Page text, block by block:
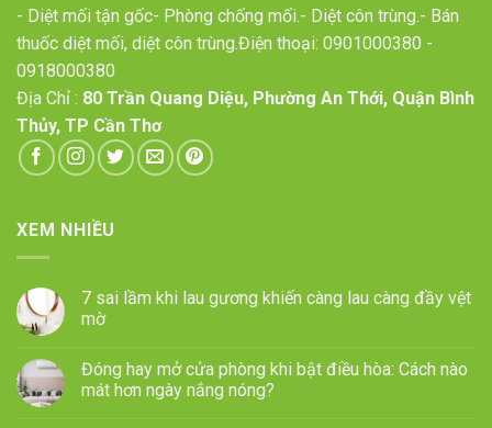
- Diệt mối tận gốc- Phòng chống mối.- Diệt côn trùng.- Bán
thuốc diệt mối, diệt côn trùng.Điện thoại: 0901000380 -
0918000380
Địa Chỉ : 80 Trần Quang Diệu, Phường An Thới, Quận Bình
Thủy, TP Cần Thơ
XEM NHIỀU
7 sai lầm khi lau gương khiến càng lau càng đầy vệt
mờ
Đóng hay mở cửa phòng khi bật điều hòa: Cách nào
mát hơn ngày nắng nóng?